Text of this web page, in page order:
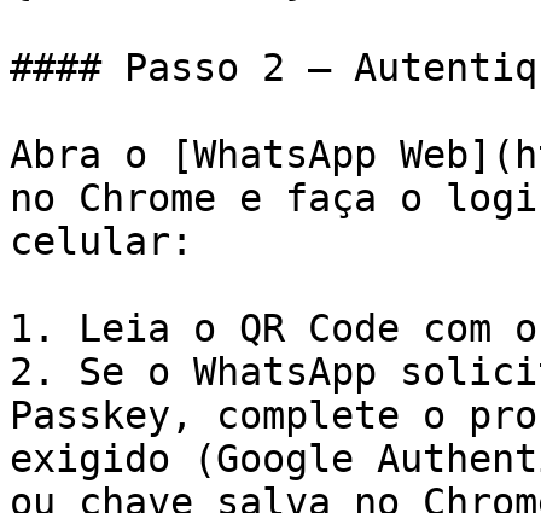
#### Passo 2 —
Abra o [WhatsApp
no Chrome e faça o
celular:
1. Leia o QR Code com
2. Se o WhatsApp
Passkey, complete o
exigido (Google
ou chave salva no